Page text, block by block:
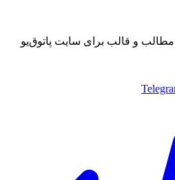
مطالب و قالب برای سایت پاتوق‌یو